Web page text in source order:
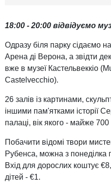
18:00 - 20:00 відвідуємо
Одразу біля парку сідаємо
Арена ді Верона, а звідти
вже в музеї Кастельвеккіо
Castelvecchio).
26 залів із картинами,
іншими пам'ятками історії
палаці, вік якого - майже 700
Побачити відомі твори
Рубенса, можна з понеділка
Вхід для дорослих коштує
дітей - €1.